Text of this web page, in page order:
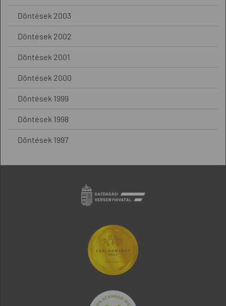
Döntések 2003
Döntések 2002
Döntések 2001
Döntések 2000
Döntések 1999
Döntések 1998
Döntések 1997